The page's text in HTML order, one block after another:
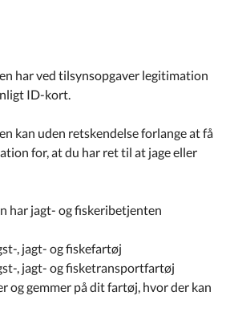
har ved tilsynsopgaver legitimation
ID-kort.
kan uden retskendelse forlange at få
for, at du har ret til at jage eller
har jagt- og fiskeribetjenten
, jagt- og fiskefartøj
, jagt- og fisketransportfartøj
og gemmer på dit fartøj, hvor der kan